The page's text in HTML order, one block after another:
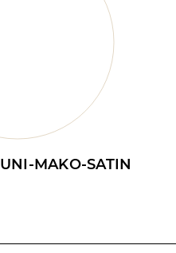
UNI-MAKO-SATIN